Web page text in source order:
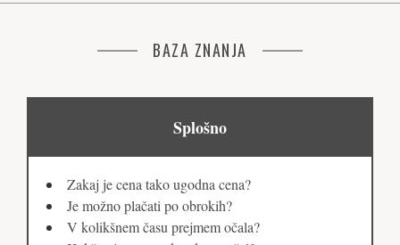
BAZA ZNANJA
Splošno
Zakaj je cena tako ugodna cena?
Je možno plačati po obrokih?
V kolikšnem času prejmem očala?